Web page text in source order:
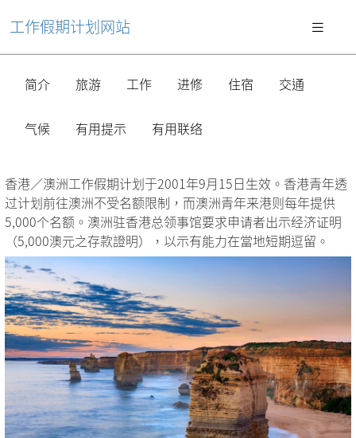
工作假期计划网站
简介 旅游 工作 进修 住宿 交通
气候 有用提示 有用联络
香港／澳洲工作假期计划于2001年9月15日生效。香港青年透
过计划前往澳洲不受名额限制，而澳洲青年来港则每年提供
5,000个名额。澳洲驻香港总领事馆要求申请者出示经济证明
（5,000澳元之存款證明），以示有能力在當地短期逗留。